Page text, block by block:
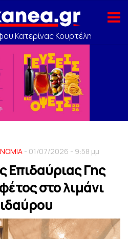
Κατερίνας Κουρτέλη
- 01/07/2026 - 9:58 μμ
Επιδαύριας Γης
στο λιμάνι